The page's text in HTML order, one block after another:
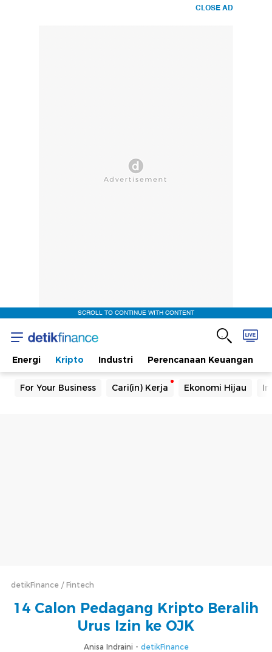
CLOSE AD
SCROLL TO CONTINUE WITH CONTENT
Energi Kripto Industri Perencanaan Keuangan
For Your Business Cari(in) Kerja Ekonomi Hijau
detikFinance Fintech
14 Calon Pedagang Kripto Beralih
Urus Izin ke OJK
Anisa Indraini - detikFinance